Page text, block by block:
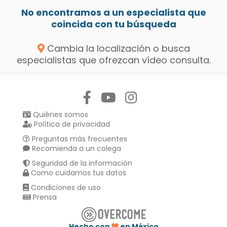
No encontramos a un especialista que
coincida con tu búsqueda
Cambia la localización o busca
especialistas que ofrezcan vídeo consulta.
Quiénes somos
Política de privacidad
Preguntas más frecuentes
Recomienda a un colega
Seguridad de la información
Como cuidamos tus datos
Condiciones de uso
Prensa